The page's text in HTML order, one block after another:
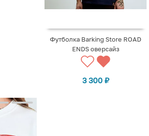
Футболка Barking Store ROAD
ENDS оверсайз
3 300 ₽